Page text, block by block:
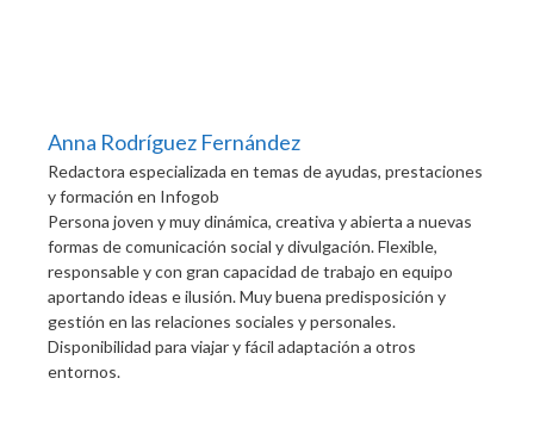
Anna Rodríguez Fernández
Redactora especializada en temas de ayudas, prestaciones
y formación en Infogob
Persona joven y muy dinámica, creativa y abierta a nuevas
formas de comunicación social y divulgación. Flexible,
responsable y con gran capacidad de trabajo en equipo
aportando ideas e ilusión. Muy buena predisposición y
gestión en las relaciones sociales y personales.
Disponibilidad para viajar y fácil adaptación a otros
entornos.